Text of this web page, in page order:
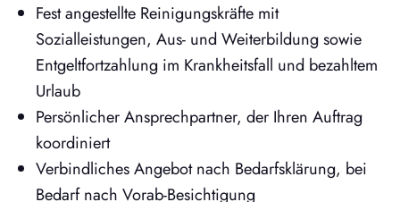
Fest angestellte Reinigungskräfte mit
Sozialleistungen, Aus- und Weiterbildung sowie
Entgeltfortzahlung im Krankheitsfall und bezahltem
Urlaub
Persönlicher Ansprechpartner, der Ihren Auftrag
koordiniert
Verbindliches Angebot nach Bedarfsklärung, bei
Bedarf nach Vorab-Besichtigung